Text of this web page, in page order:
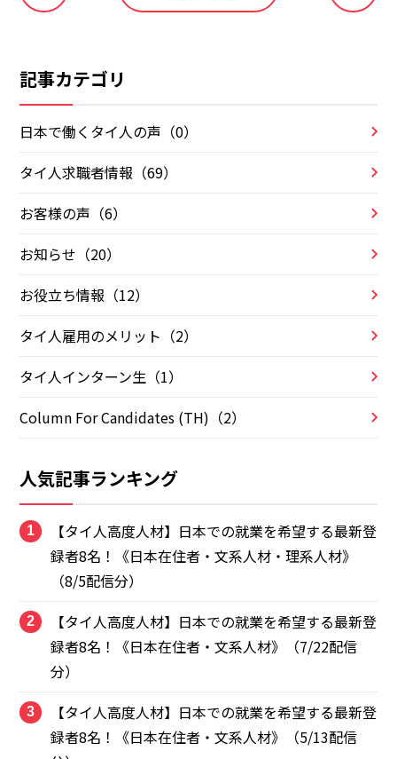
記事カテゴリ
日本で働くタイ人の声（0）
タイ人求職者情報（69）
お客様の声（6）
お知らせ（20）
お役立ち情報（12）
タイ人雇用のメリット（2）
タイ人インターン生（1）
Column For Candidates (TH)（2）
人気記事ランキング
1
【タイ人高度人材】日本での就業を希望する最新登
録者8名！《日本在住者・文系人材・理系人材》
（8/5配信分）
2
【タイ人高度人材】日本での就業を希望する最新登
録者8名！《日本在住者・文系人材》（7/22配信
分）
3
【タイ人高度人材】日本での就業を希望する最新登
録者8名！《日本在住者・文系人材》（5/13配信